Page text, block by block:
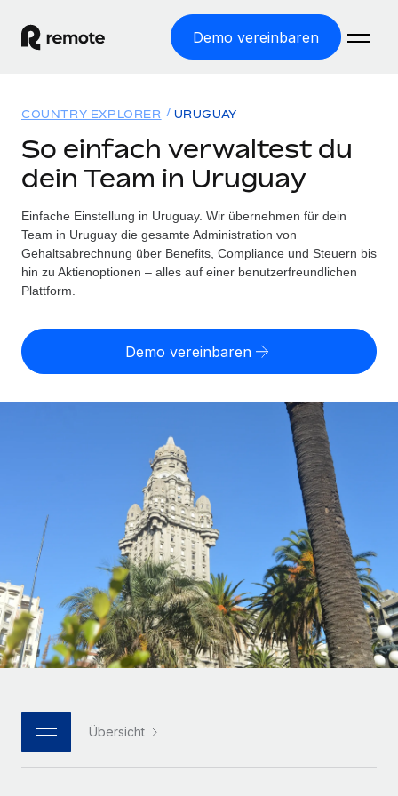
Demo vereinbaren
WELTWEITE BESCHÄFTIGUNG
Globale Payroll
Einfache, rechtssicher Payroll
Employer of Record
Weltweites Wachstum ohne Kosten für Niederlassungen
Contractor of Record
Rechtssichere, weltweite Arbeit mit Freelancer:innen
Globales Onboarding und Verwalten von
Auslagern von komplexen HR-Aufgaben
INFRASTRUKTUR
Remote Embedded
Nahtlose Integration der HR in bestehende Abläufe
Plattform
Integrierte HR-Kernfunktionen für dein Team
MCP
Integrationen
Lösungen
WELTWEITE ABDECKUNG
Country Explorer
Länderspezifische Unterstützung bei der Einstellung
Einfache Einstellung in allen US-Bundesstaaten
WACHSTUMSPHASE
Agile HR- und Payroll-Lösungen für wachsende
Unternehmen
Mittelstand
Maßgeschneiderte HR-Lösungen, um Teams zu
vergrößern
Enterprise
Globale HR für Konzerne und Großunternehmen
PARTNER WERDEN
Flexible Einbettung von Global-HR-Funktionen in deine
Ressourcen
TOOLS UND RECHNER
Scheinselbstständigkeitsrisiko berechnen
Personalkostenrechner
Honorarzahlungen berechnen
Informationen zu möglichen Währungen und
Abwicklungsfristen für globale Freelancer:innen
LERNEN MIT REMOTE
Forschung und Leitfäden
Fallstudien
HR-Glossar
Bibliothek für Stellenbeschreibungen
Webinare
Preise
Deutsch
Español
Italiano
Português (Portugal)
한국어
COUNTRY EXPLORER URUGUAY
So einfach verwaltest du
dein Team in Uruguay
Einfache Einstellung in Uruguay. Wir übernehmen für dein
Team in Uruguay die gesamte Administration von
Gehaltsabrechnung über Benefits, Compliance und Steuern bis
hin zu Aktienoptionen – alles auf einer benutzerfreundlichen
Plattform.
Demo vereinbaren
Übersicht